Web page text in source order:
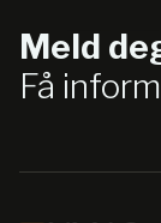
Meld
Få